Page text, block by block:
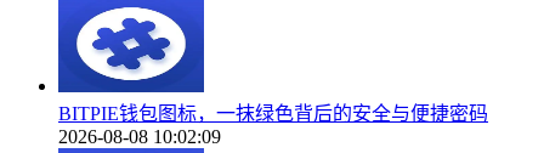
BITPIE钱包图标，一抹绿色背后的安全与便捷密码
2026-08-08 10:02:09